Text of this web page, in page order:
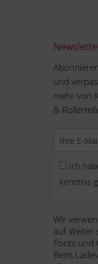
und
mehr von
&
Ich
Kenntnis
Wir
auf Weiter
Fonts und
Beim